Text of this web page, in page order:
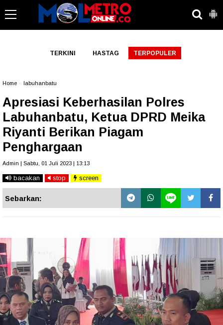
TERKINI HASTAG TERPOPULER
Home labuhanbatu
Apresiasi Keberhasilan Polres
Labuhanbatu, Ketua DPRD Meika
Riyanti Berikan Piagam
Penghargaan
Admin | Sabtu, 01 Juli 2023 | 13:13
bacakan stop screen
Sebarkan: